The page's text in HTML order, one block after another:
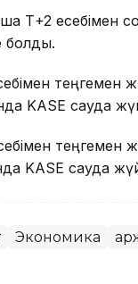
есебімен
болды.
теңгемен
KASE сауда
теңгемен
KASE сауда
Экономика